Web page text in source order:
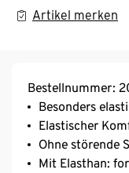
Artikel merken
Bestellnummer:
Besonders
Elastischer
Ohne störende
Mit Elasthan: